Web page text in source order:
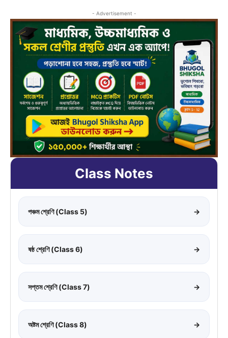
- Advertisement -
Class Notes
পঞ্চম শ্রেণি (Class 5) →
ষষ্ঠ শ্রেণি (Class 6) →
সপ্তম শ্রেণি (Class 7) →
অষ্টম শ্রেণি (Class 8) →